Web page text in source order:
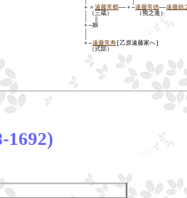
遠藤常郷――＋―遠藤常徳――遠藤鎮
（熊之進）
娘
―遠藤常寿 [乙原遠藤家へ]
）
1692)